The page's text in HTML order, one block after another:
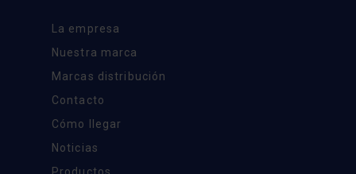
La empresa
Nuestra marca
Marcas distribución
Contacto
Cómo llegar
Noticias
Productos